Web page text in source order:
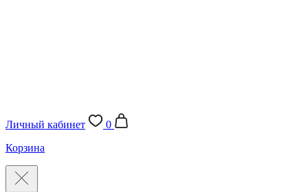
Личный кабинет
0
Корзина